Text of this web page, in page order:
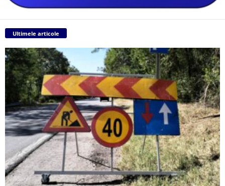
Ultimele articole